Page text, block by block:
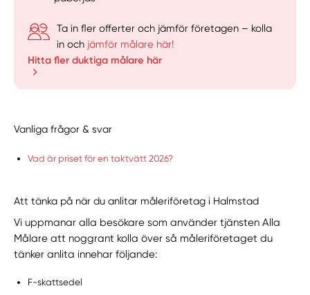
Ta in fler offerter och jämför företagen – kolla
in och jämför målare här!
Hitta fler duktiga målare här
Vanliga frågor & svar
Vad är priset för en taktvätt 2026?
Att tänka på när du anlitar måleriföretag i Halmstad
Vi uppmanar alla besökare som använder tjänsten Alla
Målare att noggrant kolla över så måleriföretaget du
tänker anlita innehar följande:
F-skattsedel